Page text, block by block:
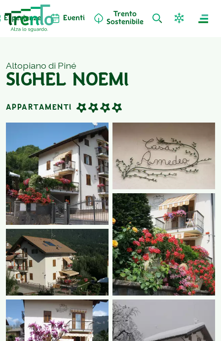
Esperienze Eventi
Trento
Sostenibile
Altopiano di Piné
SIGHEL NOEMI
APPARTAMENTI